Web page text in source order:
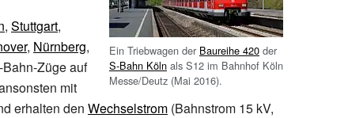
Ein Triebwagen der Baureihe 420 der
S-Bahn Köln als S12 im Bahnhof Köln
Messe/Deutz (Mai 2016).
, Stuttgart,
, Nürnberg,
Züge auf
mit
erhalten den Wechselstrom (Bahnstrom 15 kV,